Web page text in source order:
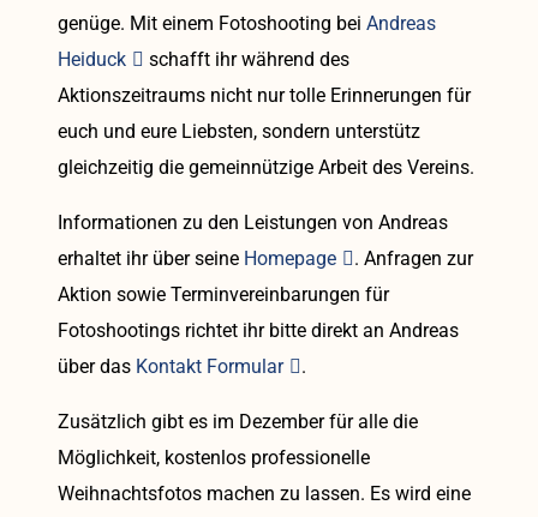
genüge. Mit einem Fotoshooting bei Andreas
Heiduck
schafft ihr während des
Aktionszeitraums nicht nur tolle Erinnerungen für
euch und eure Liebsten, sondern unterstütz
gleichzeitig die gemeinnützige Arbeit des Vereins.
Informationen zu den Leistungen von Andreas
erhaltet ihr über seine Homepage
. Anfragen zur
Aktion sowie Terminvereinbarungen für
Fotoshootings richtet ihr bitte direkt an Andreas
über das Kontakt Formular .
Zusätzlich gibt es im Dezember für alle die
Möglichkeit, kostenlos professionelle
Weihnachtsfotos machen zu lassen. Es wird eine